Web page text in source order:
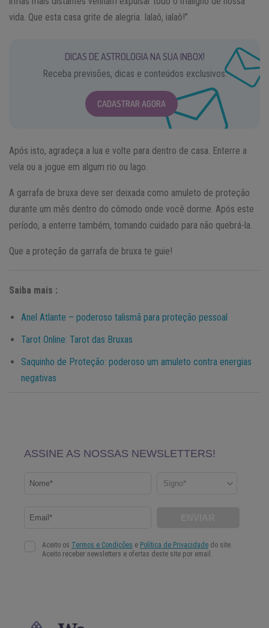
vida. Que esta casa grite de alegria. Ialaô, ialaô!”
DICAS DE ASTROLOGIA NA SUA INBOX!
Receba previsões, dicas e conteúdos exclusivos.
CADASTRAR AGORA
Após isto, agradeça a lua e volte para dentro de casa. Enterre a
vela ou a jogue em algum rio ou lago.
A garrafa de bruxa deve ser deixada como amuleto de proteção
durante um mês dentro do cômodo onde você dorme. Após este
período, a enterre também, tomando cuidado para não quebrá-la.
Que a proteção da garrafa de bruxa te guie!
Saiba mais :
Anel Atlante – poderoso talismã para proteção pessoal
Tarot Online: Tarot das Bruxas
Saquinho de Proteção: poderoso um amuleto contra energias
negativas